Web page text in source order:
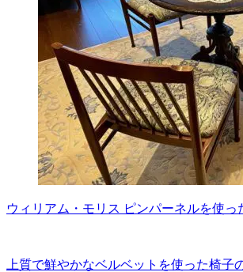
ウィリアム・モリス ピンパーネルを使っ
上質で鮮やかなベルベットを使った椅子